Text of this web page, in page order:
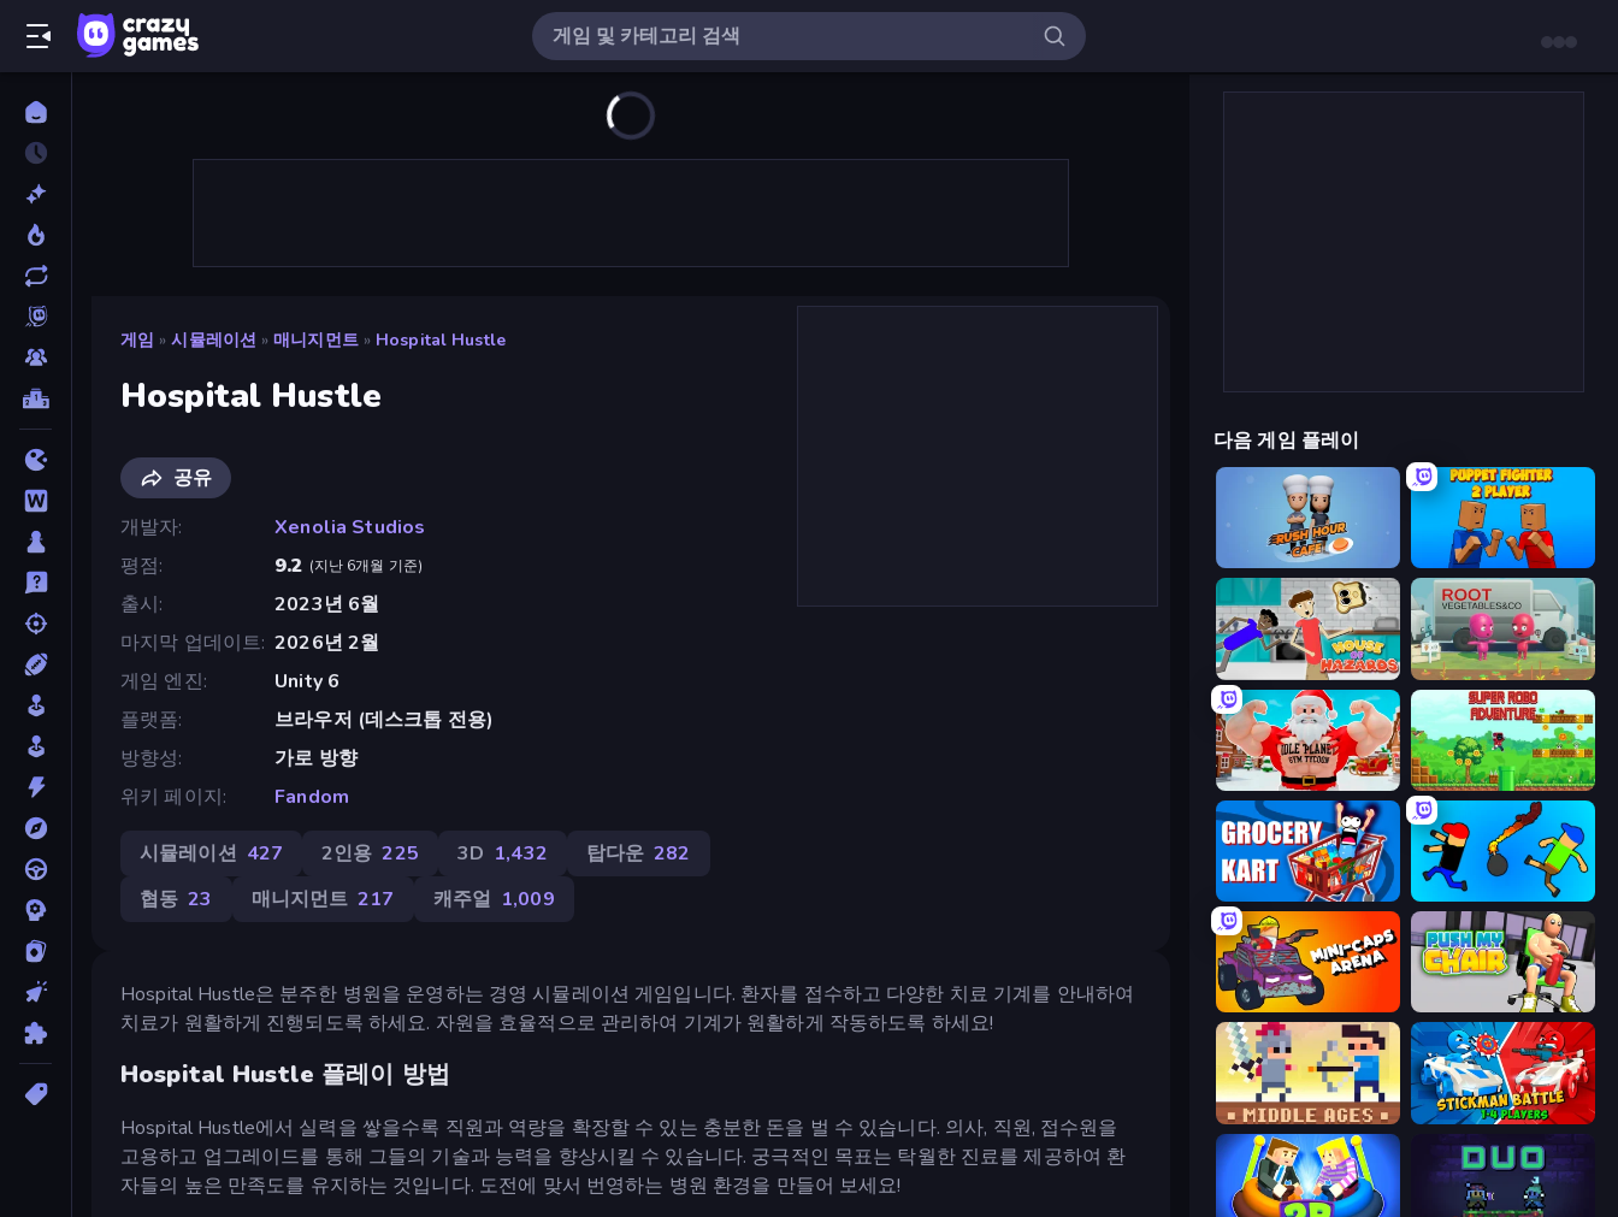
게임 » 시뮬레이션 » 매니지먼트 » Hospital Hustle
Hospital Hustle
공유
개발자
Xenolia Studios
평점
9.2 (지난 6개월 기준)
출시
2023년 6월
마지막 업데이트 2026년 2월
게임 엔진
Unity 6
플랫폼
브라우저 (데스크톱 전용)
방향성
가로 방향
위키 페이지
Fandom
시뮬레이션 427 2인용 225 3D 1,432 탑다운 282
협동 23 매니지먼트 217 캐주얼 1,009
Hospital Hustle은 분주한 병원을 운영하는 경영 시뮬레이션 게임입니다. 환자를 접수하고 다양한 치료 기계를 안내하여
치료가 원활하게 진행되도록 하세요. 자원을 효율적으로 관리하여 기계가 원활하게 작동하도록 하세요!
Hospital Hustle 플레이 방법
Hospital Hustle에서 실력을 쌓을수록 직원과 역량을 확장할 수 있는 충분한 돈을 벌 수 있습니다. 의사, 직원, 접수원을
고용하고 업그레이드를 통해 그들의 기술과 능력을 향상시킬 수 있습니다. 궁극적인 목표는 탁월한 진료를 제공하여 환
자들의 높은 만족도를 유지하는 것입니다. 도전에 맞서 번영하는 병원 환경을 만들어 보세요!
다음 게임 플레이
Rush Hour Cafe Puppet Fighter 2 Player
House of Hazards Root Vegetables & Co
Idle Planet: Gym Tycoon Super Robo - Adventure
Grocery Kart Mini-Caps: Bombs
Mini-Caps: Arena Push My Chair
Castle Wars: Middle Ages Stickman battle 1-4 Players